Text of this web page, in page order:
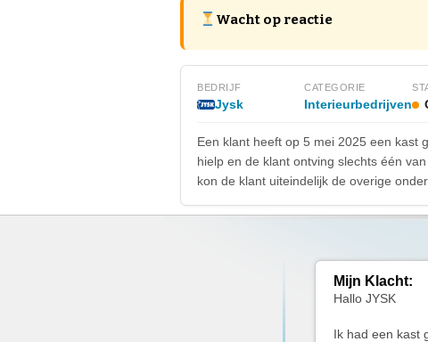
Wacht op reactie
BEDRIJF
Jysk
CATEGORIE
Interieurbedrijven
Een klant heeft op 5 mei 2025 een kast
hielp en de klant ontving slechts één
kon de klant uiteindelijk de overige
Mijn Klacht:
Hallo JYSK
Ik had een kast